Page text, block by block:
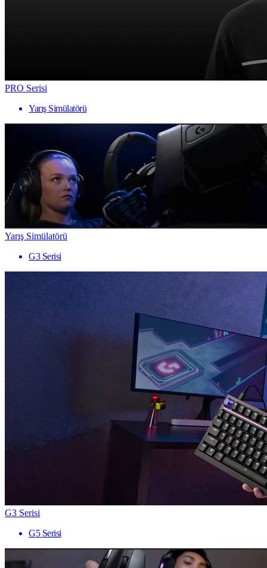
PRO Serisi
Yarış Simülatörü
Yarış Simülatörü
G3 Serisi
G3 Serisi
G5 Serisi